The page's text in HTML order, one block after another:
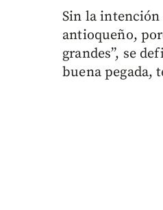
Sin la intención
antioqueño,
grandes”, se
buena pegada,